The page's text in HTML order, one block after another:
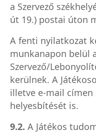
a Szervező
út 19.) postai úton
A fenti nyilatkozat
munkanapon belül
Szervező/
kerülnek. A
illetve e-mail
helyesbítését is.
9.2. A Játékos